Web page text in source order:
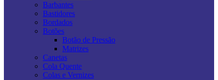
Barbantes
Bastidores
Bordados
Botões
Botão de Pressão
Matrizes
Canetas
Cola Quente
Colas e Vernizes